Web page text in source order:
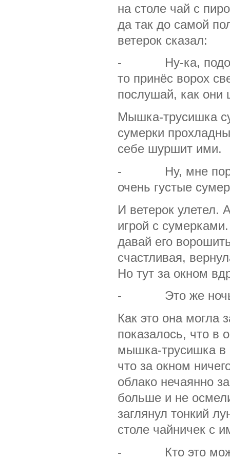
на столе чай с
да так до самой
ветерок сказал:
- Ну-ка,
то принёс ворох
послушай, как
Мышка-трусишка
сумерки
себе шуршит ими.
- Ну, мне пора, —
очень густые
И ветерок
игрой с
давай его
счастливая,
Но тут за окном
- Это же ночь! —
Как это она могла
показалось, что в
мышка-трусишка в
что за окном
облако нечаянно
больше и не
заглянул тонкий
столе чайничек с
- Кто это может